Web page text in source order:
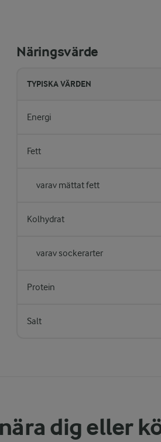
Näringsvärde
TYPISKA VÄRDEN
Energi
Fett
varav mättat fett
Kolhydrat
varav sockerarter
Protein
Salt
dig eller